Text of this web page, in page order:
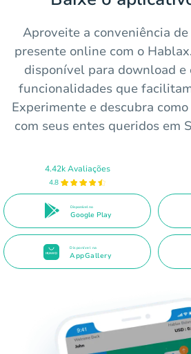
Aproveite a conveniência
presente online com o
disponível para download e
funcionalidades que
Experimente e descubra
com seus entes queridos em
4.42k Avaliações
4.8
Disponível no
Google Play
Disponível na
AppGallery